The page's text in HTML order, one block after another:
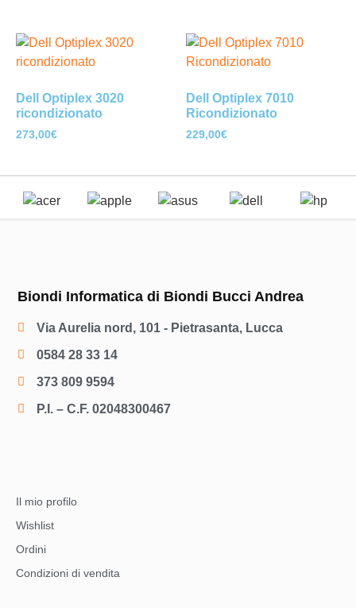
Dell Optiplex 3020
ricondizionato
273,00€
Dell Optiplex 7010
Ricondizionato
229,00€
Biondi Informatica di Biondi Bucci Andrea
Via Aurelia nord, 101 - Pietrasanta, Lucca
0584 28 33 14
373 809 9594
P.I. – C.F. 02048300467
Il mio profilo
Wishlist
Ordini
Condizioni di vendita